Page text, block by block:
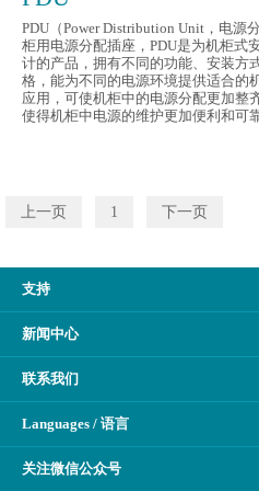
PDU（Power Distribution Unit，电源
柜用电源分配插座，PDU是为机柜式
计的产品，拥有不同的功能、安装方
格，能为不同的电源环境提供适合的
应用，可使机柜中的电源分配更加整
使得机柜中电源的维护更加便利和可靠
上一页 1 下一页
支持
新闻中心
联系我们
Languages / 语言
关注微信公众号